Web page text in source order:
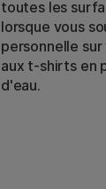
toutes les
lorsque vous
personnelle
aux t-shirts en
d'eau.